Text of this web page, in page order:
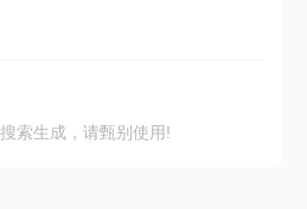
索生成，请甄别使用!